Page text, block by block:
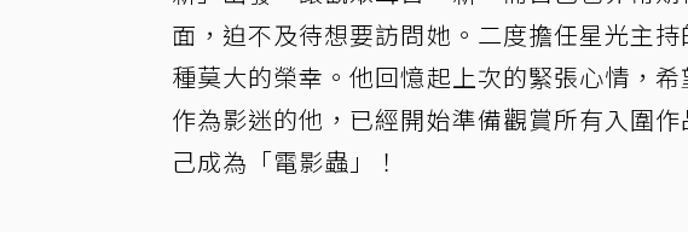
面，迫不及待想要訪問她。二度擔任星光主
種莫大的榮幸。他回憶起上次的緊張心情，
作為影迷的他，已經開始準備觀賞所有入圍
己成為「電影蟲」！